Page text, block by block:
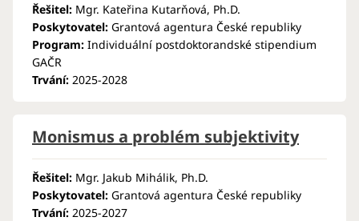
Řešitel: Mgr. Kateřina Kutarňová, Ph.D.
Poskytovatel: Grantová agentura České republiky
Program: Individuální postdoktorandské stipendium
GAČR
Trvání: 2025-2028
Monismus a problém subjektivity
Řešitel: Mgr. Jakub Mihálik, Ph.D.
Poskytovatel: Grantová agentura České republiky
Trvání: 2025-2027